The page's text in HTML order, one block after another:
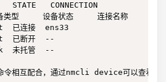
CONNECTION
型     设备状态     连接名称
已连接  ens33
已断开  --
未托管  --
令相互配合，通过nmcli device可以查看